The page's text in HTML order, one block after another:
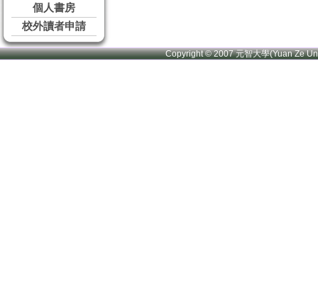
個人書房
校外讀者申請
Copyright © 2007 元智大學(Yuan Ze